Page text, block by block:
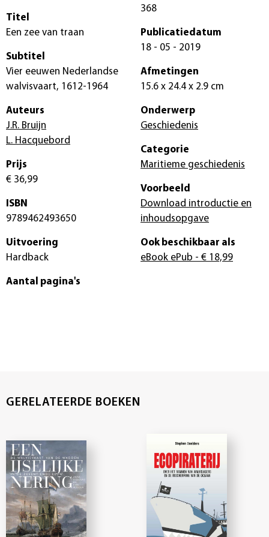
Titel
Een zee van traan
Subtitel
Vier eeuwen Nederlandse
walvisvaart, 1612-1964
Auteurs
J.R. Bruijn
L. Hacquebord
Prijs
€ 36,99
ISBN
9789462493650
Uitvoering
Hardback
Aantal pagina's
368
Publicatiedatum
18 - 05 - 2019
Afmetingen
15.6 x 24.4 x 2.9 cm
Onderwerp
Geschiedenis
Categorie
Maritieme geschiedenis
Voorbeeld
Download introductie en
inhoudsopgave
Ook beschikbaar als
eBook ePub - € 18,99
GERELATEERDE BOEKEN